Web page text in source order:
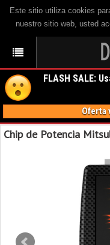
Este sitio utiliza cookies
nuestro sitio web, usted
FLASH SALE:
Oferta
Chip de Potencia